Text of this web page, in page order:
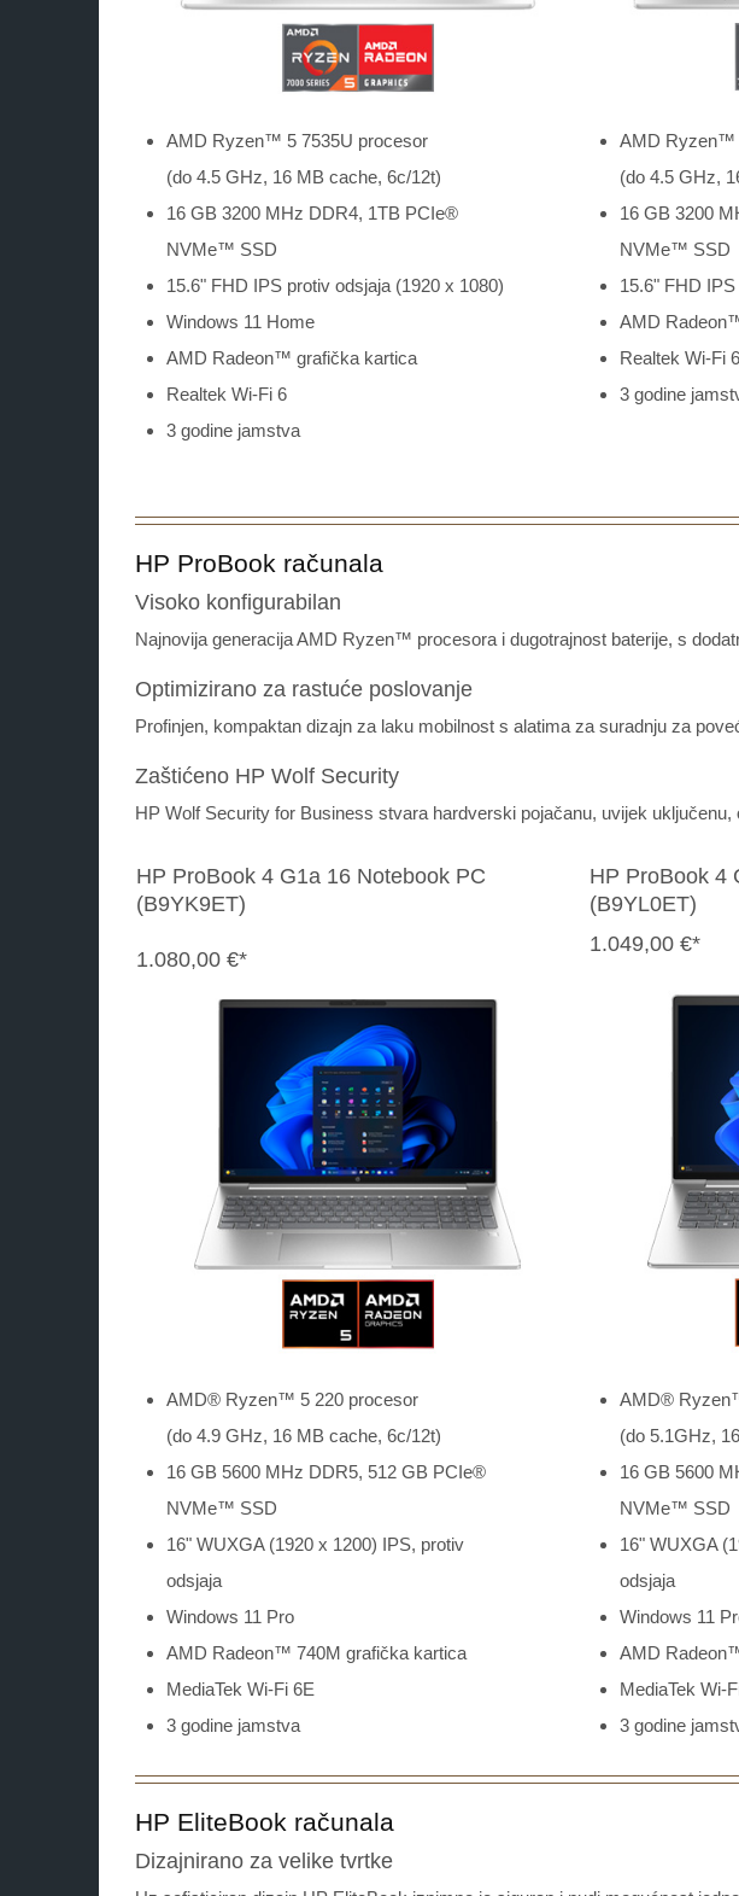
AMD Ryzen™ 5 7535U procesor
(do 4.5 GHz, 16 MB cache, 6c/12t)
16 GB 3200 MHz DDR4, 1TB PCIe®
NVMe™ SSD
15.6" FHD IPS protiv odsjaja (1920 x 1080)
Windows 11 Home
AMD Radeon™ grafička kartica
Realtek Wi-Fi 6
3 godine jamstva
AMD Ryzen™
(do 4.5 GHz,
16 GB 3200
NVMe™ SSD
15.6" FHD
AMD
Realtek Wi-Fi 6
3 godine
HP ProBook računala
Visoko konfigurabilan
Najnovija generacija AMD Ryzen™ procesora i dugotrajnost baterije, s
Optimizirano za rastuće poslovanje
Profinjen, kompaktan dizajn za laku mobilnost s alatima za suradnju za
Zaštićeno HP Wolf Security
HP Wolf Security for Business stvara hardverski pojačanu, uvijek uključenu,
HP ProBook 4 G1a 16 Notebook PC
(B9YK9ET)
1.080,00 €*
HP ProBook 4
(B9YL0ET)
1.049,00 €*
AMD® Ryzen™ 5 220 procesor
(do 4.9 GHz, 16 MB cache, 6c/12t)
16 GB 5600 MHz DDR5, 512 GB PCIe®
NVMe™ SSD
16" WUXGA (1920 x 1200) IPS, protiv
odsjaja
Windows 11 Pro
AMD Radeon™ 740M grafička kartica
MediaTek Wi-Fi 6E
3 godine jamstva
AMD®
(do 5.1GHz,
16 GB 5600
NVMe™ SSD
16" WUXGA
odsjaja
Windows 11
AMD
MediaTek Wi-
3 godine
HP EliteBook računala
Dizajnirano za velike tvrtke